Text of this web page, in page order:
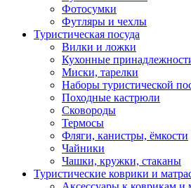
Фотосумки
Футляры и чехлы
Туристическая посуда
Вилки и ложки
Кухонные
Миски, тарелки
Наборы туристической
Походные кастрюли
Сковороды
Термосы
Фляги, канистры, ёмкости
Чайники
Чашки, кружки, стаканы
Туристические коврики и